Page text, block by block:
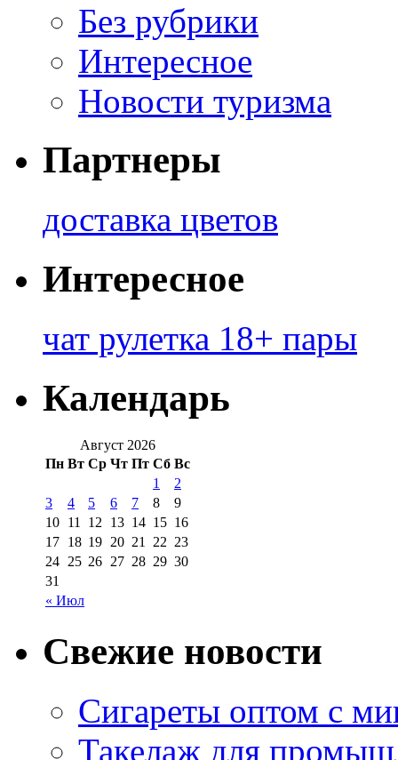
Без рубрики
Интересное
Новости туризма
Партнеры
доставка цветов
Интересное
чат рулетка 18+ пары
Календарь
Август 2026
Пн Вт Ср Чт Пт Сб Вс
« Июл
1
2
3
4 5 6 7 8
9
10 11 12 13 14 15 16
17 18 19 20 21 22 23
24 25 26 27 28 29 30
31
Свежие новости
Сигареты оптом с
Такелаж для